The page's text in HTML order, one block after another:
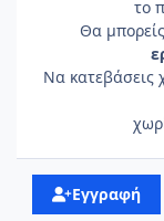
το
Θα
Να κατεβάσεις
Εγγραφή